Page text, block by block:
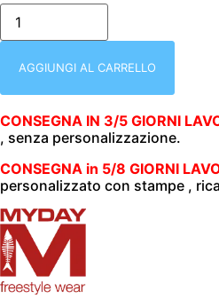
FELPA
UNISEX
(UOMO|DONNA)
ZIP
|
GR/M2
|
DAY
|
EAGLE
GRIGIO
MELANGE
quantità
AGGIUNGI AL CARRELLO
CONSEGNA IN 3/5 GIORNI
, senza personalizzazione.
CONSEGNA in 5/8 GIORNI
personalizzato con stampe ,